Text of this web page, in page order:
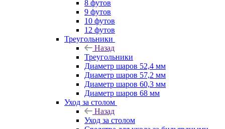
8 футов
9 футов
10 футов
12 футов
Треугольники
Назад
Треугольники
Диаметр шаров 52,4 мм
Диаметр шаров 57,2 мм
Диаметр шаров 60,3 мм
Диаметр шаров 68 мм
Уход за столом
Назад
Уход за столом